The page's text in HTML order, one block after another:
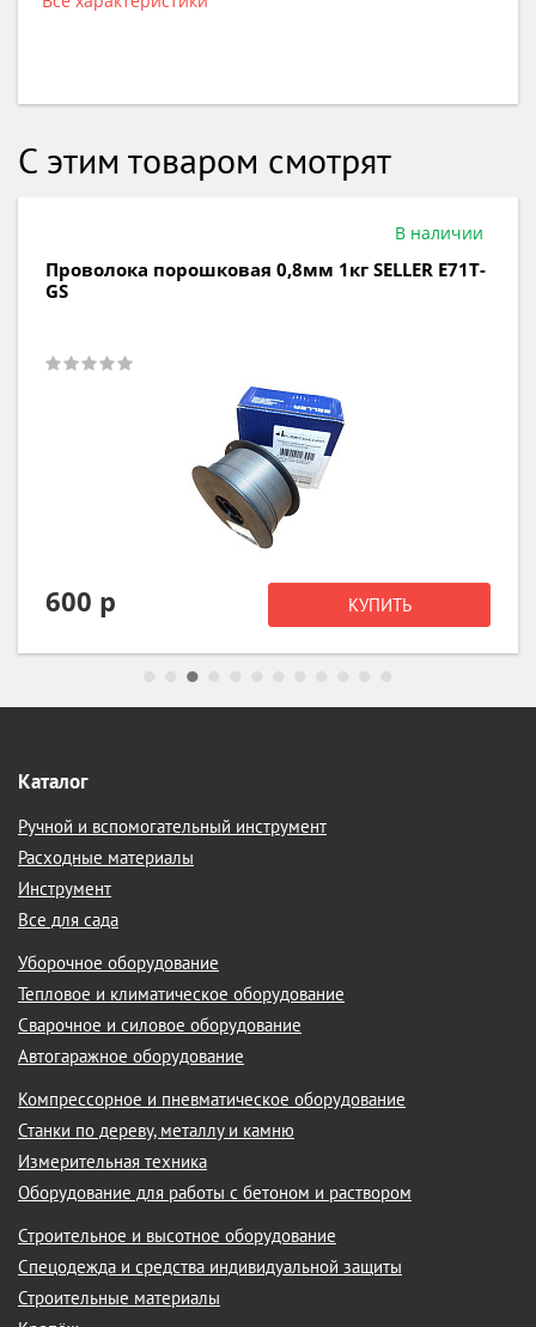
С этим товаром смотрят
В наличии
Проволока порошковая 0,8мм 5кг SELLER E71Т-
GS
2 380 р КУПИТЬ
Каталог
Ручной и вспомогательный инструмент
Расходные материалы
Инструмент
Все для сада
Уборочное оборудование
Тепловое и климатическое оборудование
Сварочное и силовое оборудование
Автогаражное оборудование
Компрессорное и пневматическое оборудование
Станки по дереву, металлу и камню
Измерительная техника
Оборудование для работы с бетоном и раствором
Строительное и высотное оборудование
Спецодежда и средства индивидуальной защиты
Строительные материалы